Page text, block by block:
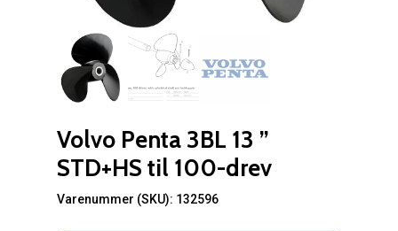
Volvo Penta 3BL 13 ”
STD+HS til 100-drev
Varenummer (SKU): 132596